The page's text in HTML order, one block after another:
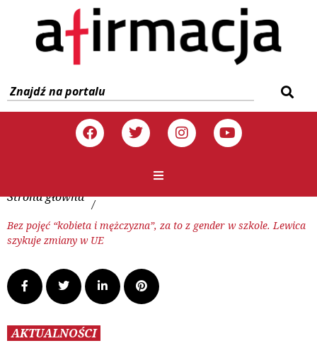
Strona główna /
Bez pojęć “kobieta i mężczyzna”, za to z gender w szkole. Lewica
szykuje zmiany w UE
AKTUALNOŚCI